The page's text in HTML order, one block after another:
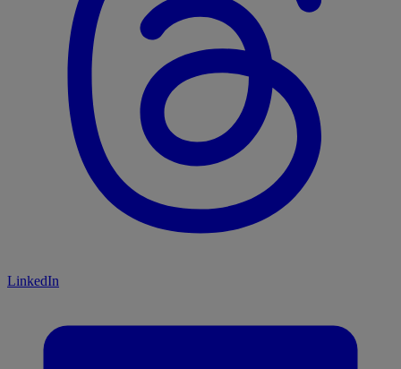
LinkedIn